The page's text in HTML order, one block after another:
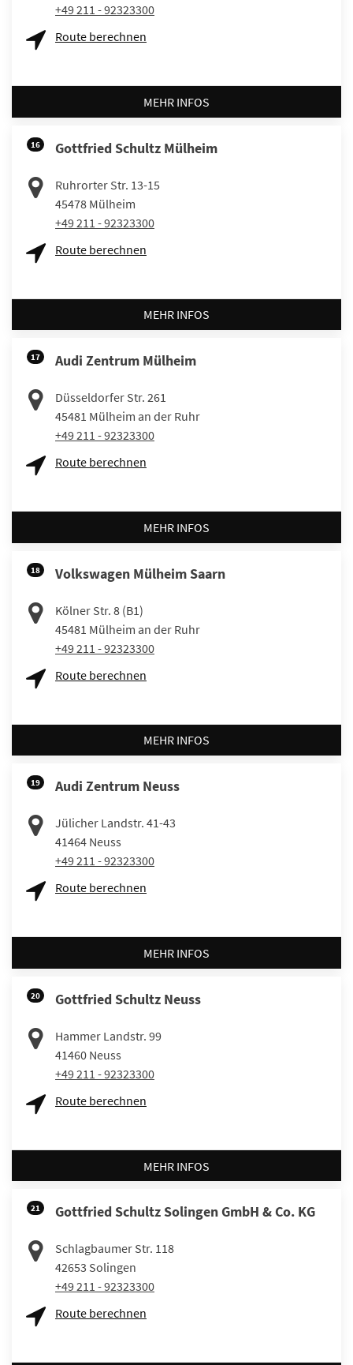
+49 211 - 92323300
Route berechnen
MEHR INFOS
16 Gottfried Schultz Mülheim
Ruhrorter Str. 13-15
45478 Mülheim
+49 211 - 92323300
Route berechnen
MEHR INFOS
17 Audi Zentrum Mülheim
Düsseldorfer Str. 261
45481 Mülheim an der Ruhr
+49 211 - 92323300
Route berechnen
MEHR INFOS
18 Volkswagen Mülheim Saarn
Kölner Str. 8 (B1)
45481 Mülheim an der Ruhr
+49 211 - 92323300
Route berechnen
MEHR INFOS
19 Audi Zentrum Neuss
Jülicher Landstr. 41-43
41464 Neuss
+49 211 - 92323300
Route berechnen
MEHR INFOS
20 Gottfried Schultz Neuss
Hammer Landstr. 99
41460 Neuss
+49 211 - 92323300
Route berechnen
MEHR INFOS
21 Gottfried Schultz Solingen GmbH & Co. KG
Schlagbaumer Str. 118
42653 Solingen
+49 211 - 92323300
Route berechnen